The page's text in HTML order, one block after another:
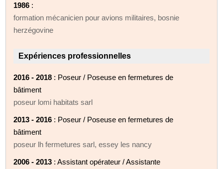
1986 :
formation mécanicien pour avions militaires, bosnie
herzégovine
Expériences professionnelles
2016 - 2018 : Poseur / Poseuse en fermetures de
bâtiment
poseur lomi habitats sarl
2013 - 2016 : Poseur / Poseuse en fermetures de
bâtiment
poseur lh fermetures sarl, essey les nancy
2006 - 2013 : Assistant opérateur / Assistante